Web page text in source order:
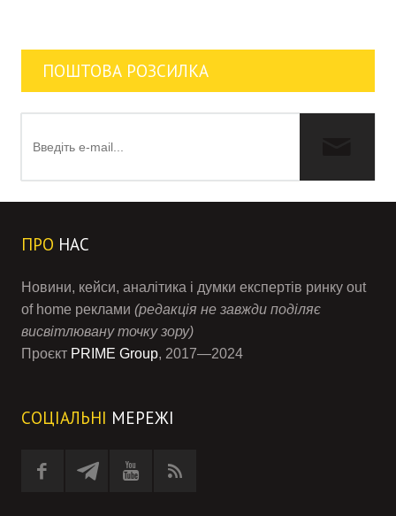
ПОШТОВА РОЗСИЛКА
ПРО НАС
Новини, кейси, аналітика і думки експертів ринку out
of home реклами (редакція не завжди поділяє
висвітлювану точку зору)
Проєкт PRIME Group, 2017—2024
СОЦІАЛЬНІ МЕРЕЖІ